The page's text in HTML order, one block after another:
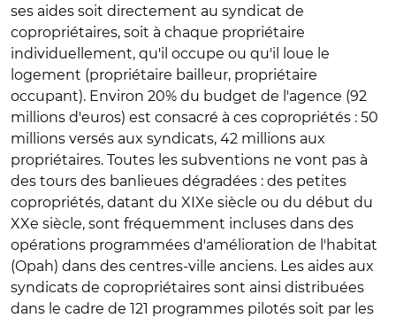
ses aides soit directement au syndicat de
copropriétaires, soit à chaque propriétaire
individuellement, qu'il occupe ou qu'il loue le
logement (propriétaire bailleur, propriétaire
occupant). Environ 20% du budget de l'agence (92
millions d'euros) est consacré à ces copropriétés : 50
millions versés aux syndicats, 42 millions aux
propriétaires. Toutes les subventions ne vont pas à
des tours des banlieues dégradées : des petites
copropriétés, datant du XIXe siècle ou du début du
XXe siècle, sont fréquemment incluses dans des
opérations programmées d'amélioration de l'habitat
(Opah) dans des centres-ville anciens. Les aides aux
syndicats de copropriétaires sont ainsi distribuées
dans le cadre de 121 programmes pilotés soit par les